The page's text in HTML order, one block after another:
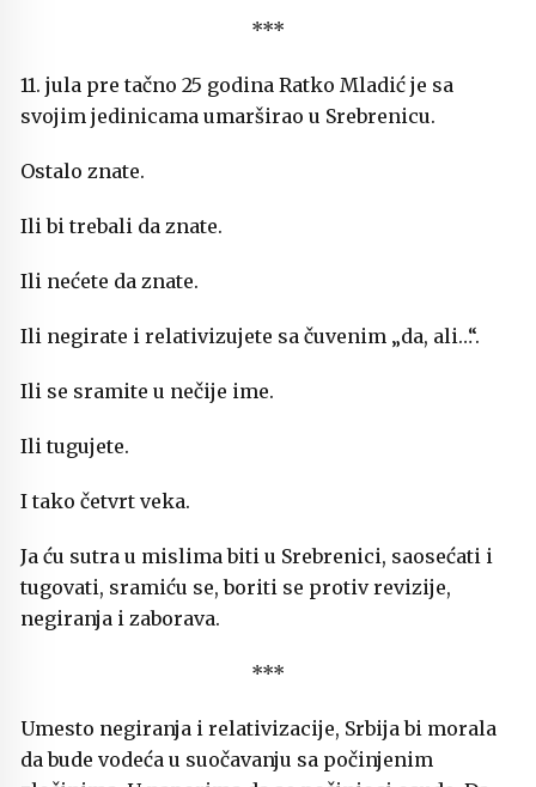
***
11. jula pre tačno 25 godina Ratko Mladić je sa
svojim jedinicama umarširao u Srebrenicu.
Ostalo znate.
Ili bi trebali da znate.
Ili nećete da znate.
Ili negirate i relativizujete sa čuvenim „da, ali…“.
Ili se sramite u nečije ime.
Ili tugujete.
I tako četvrt veka.
Ja ću sutra u mislima biti u Srebrenici, saosećati i
tugovati, sramiću se, boriti se protiv revizije,
negiranja i zaborava.
***
Umesto negiranja i relativizacije, Srbija bi morala
da bude vodeća u suočavanju sa počinjenim